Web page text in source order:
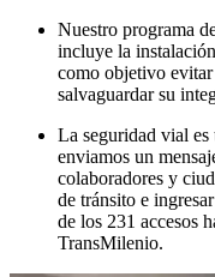
Nuestro programa
incluye la
como objetivo evitar
salvaguardar su
La seguridad vial
enviamos un
colaboradores y
de tránsito e
de los 231 accesos
TransMilenio.